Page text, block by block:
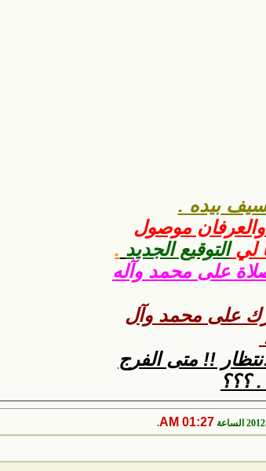
بيده .
والعرفان موصول
ليالتوقيع الجديد .
على محمد وآله
على محمد وآل
!! متى الفرج
؟؟؟
01:27 AM
.